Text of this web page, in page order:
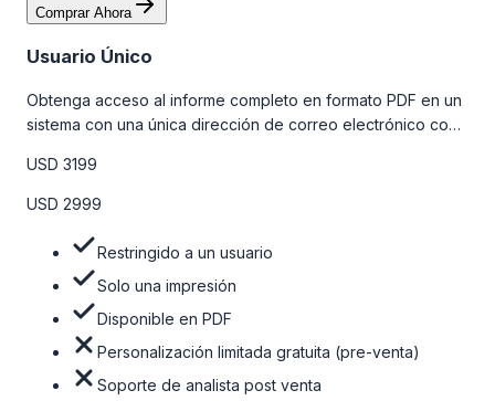
Comprar Ahora
Usuario Único
Obtenga acceso al informe completo en formato PDF en un
sistema con una única dirección de correo electrónico con
la tabla de precios a continuación.
USD 3199
USD 2999
Restringido a un usuario
Solo una impresión
Disponible en PDF
Personalización limitada gratuita (pre-venta)
Soporte de analista post venta